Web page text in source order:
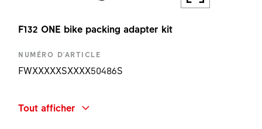
F132 ONE bike packing adapter kit
NUMÉRO D'ARTICLE
FWXXXXXSXXXX50486S
F132 ONE BP ADAPTER KIT
Tout afficher